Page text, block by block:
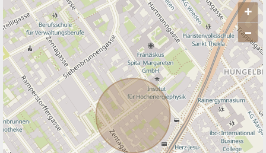
+
–
ANBIETER KONTAKTIEREN